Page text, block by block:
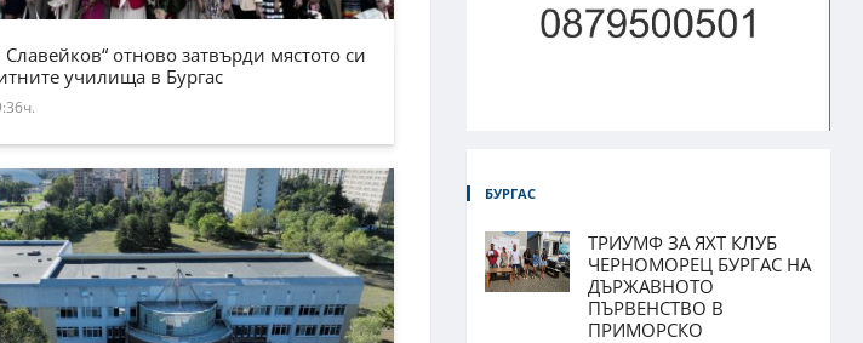
отново затвърди мястото си
училища в Бургас
БУРГАС
ТРИУМФ ЗА ЯХТ КЛУБ
ЧЕРНОМОРЕЦ БУРГАС НА
ДЪРЖАВНОТО
ПЪРВЕНСТВО В
ПРИМОРСКО